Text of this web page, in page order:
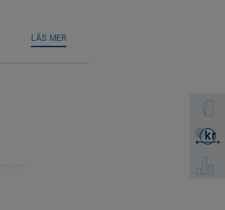
Välj
kr
Välj
LÄS MER